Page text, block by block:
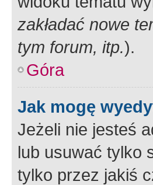
zakładać nowe
tym forum, itp.).
Góra
Jak mogę
Jeżeli nie jesteś
lub usuwać tylko
tylko przez jakiś